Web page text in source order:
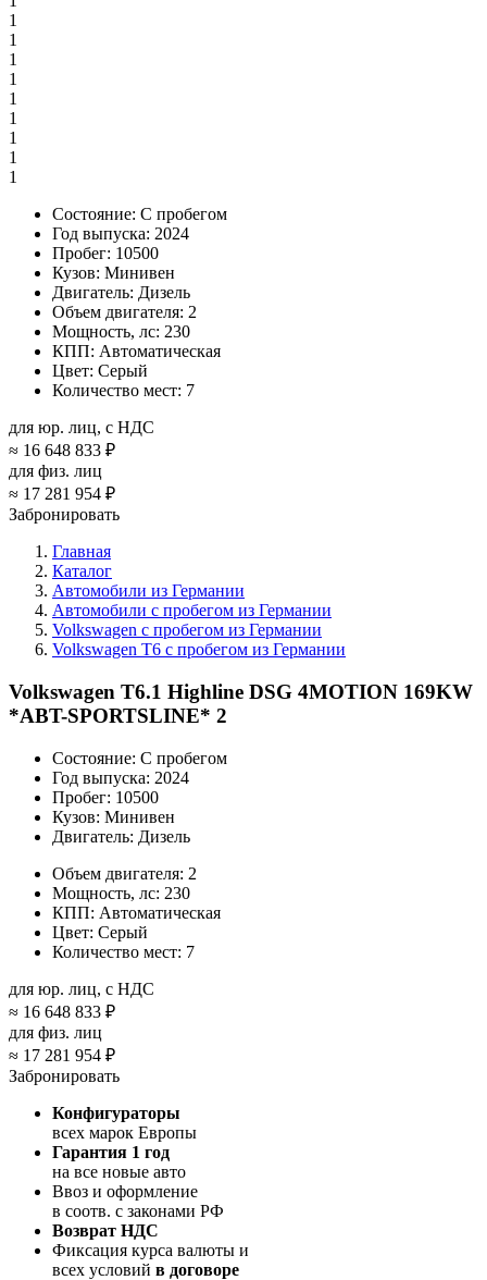
1
1
1
1
1
1
1
1
1
Состояние: С пробегом
Год выпуска: 2024
Пробег: 10500
Кузов: Минивен
Двигатель: Дизель
Объем двигателя: 2
Мощность, лс: 230
КПП: Автоматическая
Цвет: Серый
Количество мест: 7
для юр. лиц, с НДС
≈ 16 648 833 ₽
для физ. лиц
≈ 17 281 954 ₽
Забронировать
Главная
Каталог
Автомобили из Германии
Автомобили с пробегом из Германии
Volkswagen с пробегом из Германии
Volkswagen T6 с пробегом из Германии
Volkswagen T6.1 Highline DSG 4MOTION 169KW
*ABT-SPORTSLINE* 2
Состояние: С пробегом
Год выпуска: 2024
Пробег: 10500
Кузов: Минивен
Двигатель: Дизель
Объем двигателя: 2
Мощность, лс: 230
КПП: Автоматическая
Цвет: Серый
Количество мест: 7
для юр. лиц, с НДС
≈ 16 648 833 ₽
для физ. лиц
≈ 17 281 954 ₽
Забронировать
Конфигураторы
всех марок Европы
Гарантия 1 год
на все новые авто
Ввоз и оформление
в соотв. с законами РФ
Возврат НДС
Фиксация курса валюты и
всех условий в договоре